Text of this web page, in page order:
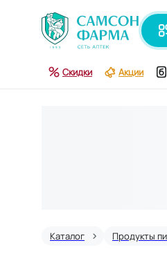
Скидки Акции
Каталог Продукты